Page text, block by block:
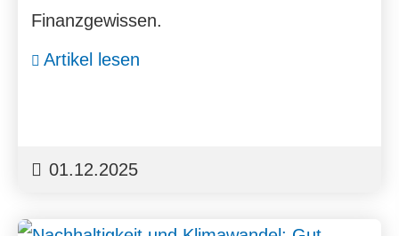
Finanzgewissen.
Artikel lesen
01.12.2025